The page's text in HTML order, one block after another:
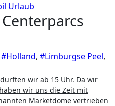
Urlaub
#Holland, #Limburgse Peel,
wir uns die Zeit mit
Marketdome vertrieben